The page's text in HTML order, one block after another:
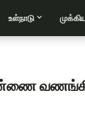
உள்நாடு
வணங்கி